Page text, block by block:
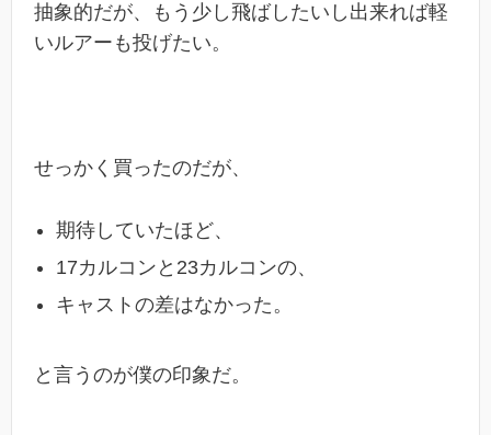
抽象的だが、もう少し飛ばしたいし出来れば軽
いルアーも投げたい。
せっかく買ったのだが、
期待していたほど、
17カルコンと23カルコンの、
キャストの差はなかった。
と言うのが僕の印象だ。